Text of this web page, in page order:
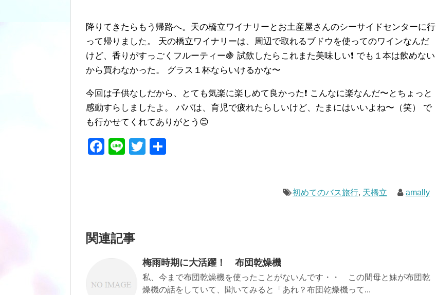
降りてきたらもう帰路へ。天の橋立ワイナリーとお土産屋さんのシーサイドセンターに行
って帰りました。 天の橋立ワイナリーは、周辺で取れるブドウを使ってのワインなんだ
けど、香りがすっごくフルーティー🍇 試飲したらこれまた美味しい❗️ でも１本は飲めない
から買わなかった。 グラス１杯ならいけるかな〜
今回は子供なしだから、とても気楽に楽しめて良かった❗️ こんなに楽なんだ〜とちょっと
感動すらしましたよ。 パパは、育児で疲れたらしいけど、たまにはいいよね〜（笑） で
も行かせてくれてありがとう😊
F
o
o
k
Li
T
初めてのバス旅行, 天橋立 amally
関連記事
梅雨時期に大活躍！ 布団乾燥機
私、今まで布団乾燥機を使ったことがないんです・・ この間母と妹が布団乾
燥機の話をしていて、聞いてみると「あれ？布団乾燥機って...